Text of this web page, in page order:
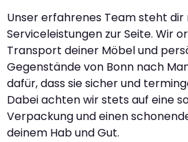
Unser erfahrenes Team steht
Serviceleistungen zur Seite. Wir
Transport deiner Möbel und
Gegenstände von Bonn nach
dafür, dass sie sicher und
Dabei achten wir stets auf eine
Verpackung und einen
deinem Hab und Gut.